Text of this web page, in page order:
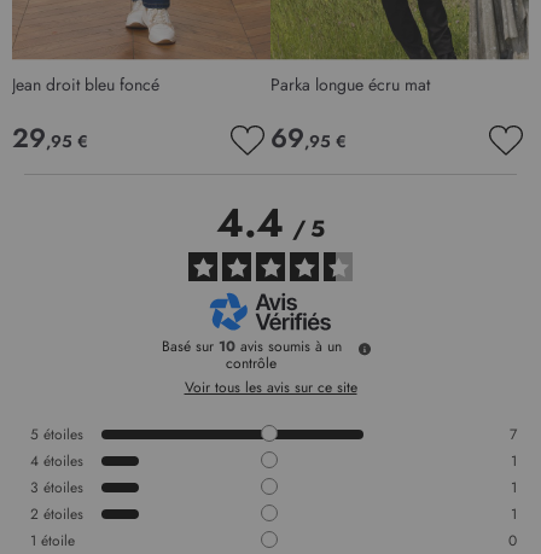
Jean droit bleu foncé
29,95 €
MA
LISTE
D’ENVIE
Parka longue écru mat
69,95 €
4.4/5
Basé sur 10 avis soumis à un
contrôle
Voir tous les avis sur ce site
5 étoiles
7
4 étoiles
1
3 étoiles
1
2 étoiles
1
1 étoile 0